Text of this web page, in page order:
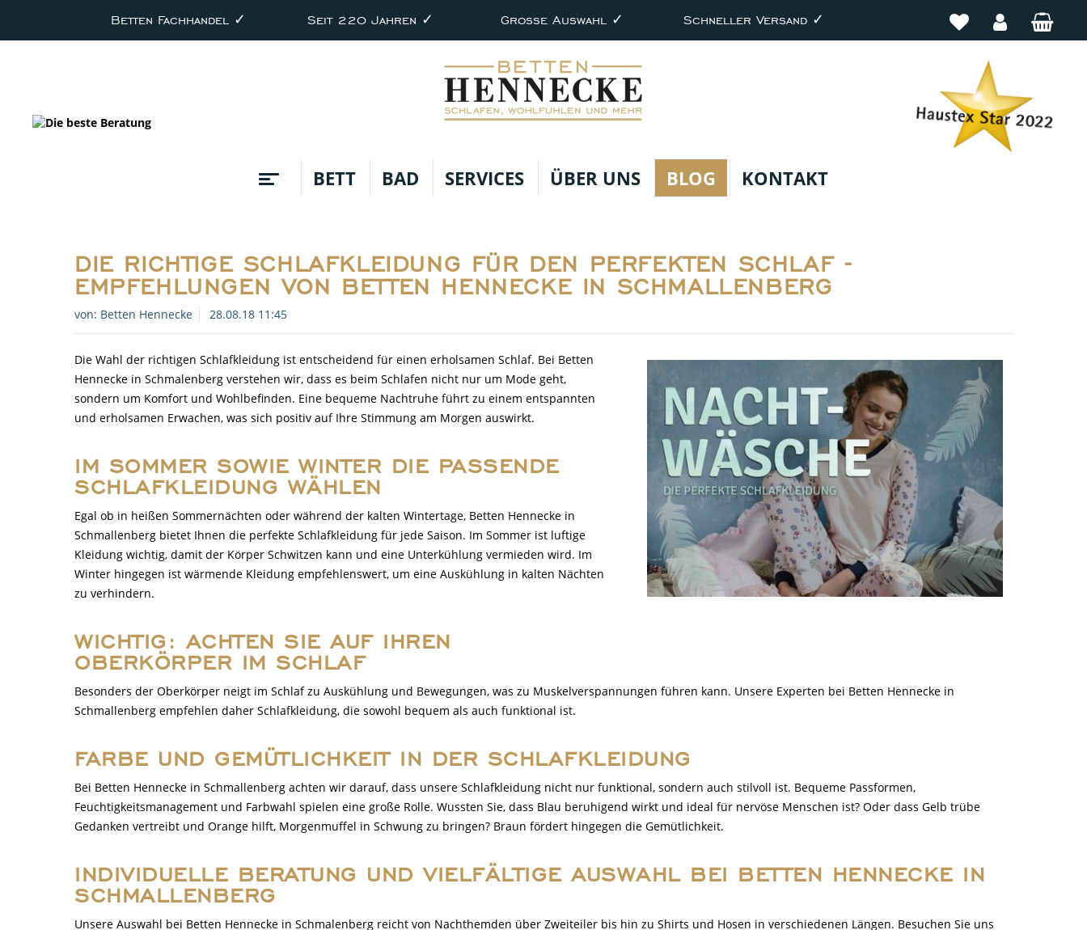
Betten Fachhandel ✓ Seit 220 Jahren ✓ Große Auswahl ✓ Schneller Versand ✓
BETT BAD SERVICES ÜBER UNS BLOG KONTAKT
DIE RICHTIGE SCHLAFKLEIDUNG FÜR DEN PERFEKTEN SCHLAF -
EMPFEHLUNGEN VON BETTEN HENNECKE IN SCHMALLENBERG
von: Betten Hennecke 28.08.18 11:45
Die Wahl der richtigen Schlafkleidung ist entscheidend für einen erholsamen Schlaf. Bei Betten
Hennecke in Schmalenberg verstehen wir, dass es beim Schlafen nicht nur um Mode geht,
sondern um Komfort und Wohlbefinden. Eine bequeme Nachtruhe führt zu einem entspannten
und erholsamen Erwachen, was sich positiv auf Ihre Stimmung am Morgen auswirkt.
IM SOMMER SOWIE WINTER DIE PASSENDE
SCHLAFKLEIDUNG WÄHLEN
Egal ob in heißen Sommernächten oder während der kalten Wintertage, Betten Hennecke in
Schmallenberg bietet Ihnen die perfekte Schlafkleidung für jede Saison. Im Sommer ist luftige
Kleidung wichtig, damit der Körper Schwitzen kann und eine Unterkühlung vermieden wird. Im
Winter hingegen ist wärmende Kleidung empfehlenswert, um eine Auskühlung in kalten Nächten
zu verhindern.
WICHTIG: ACHTEN SIE AUF IHREN
OBERKÖRPER IM SCHLAF
Besonders der Oberkörper neigt im Schlaf zu Auskühlung und Bewegungen, was zu Muskelverspannungen führen kann. Unsere Experten bei Betten Hennecke in
Schmallenberg empfehlen daher Schlafkleidung, die sowohl bequem als auch funktional ist.
FARBE UND GEMÜTLICHKEIT IN DER SCHLAFKLEIDUNG
Bei Betten Hennecke in Schmallenberg achten wir darauf, dass unsere Schlafkleidung nicht nur funktional, sondern auch stilvoll ist. Bequeme Passformen,
Feuchtigkeitsmanagement und Farbwahl spielen eine große Rolle. Wussten Sie, dass Blau beruhigend wirkt und ideal für nervöse Menschen ist? Oder dass Gelb trübe
Gedanken vertreibt und Orange hilft, Morgenmuffel in Schwung zu bringen? Braun fördert hingegen die Gemütlichkeit.
INDIVIDUELLE BERATUNG UND VIELFÄLTIGE AUSWAHL BEI BETTEN HENNECKE IN
SCHMALLENBERG
Unsere Auswahl bei Betten Hennecke in Schmalenberg reicht von Nachthemden über Zweiteiler bis hin zu Shirts und Hosen in verschiedenen Längen. Besuchen Sie uns